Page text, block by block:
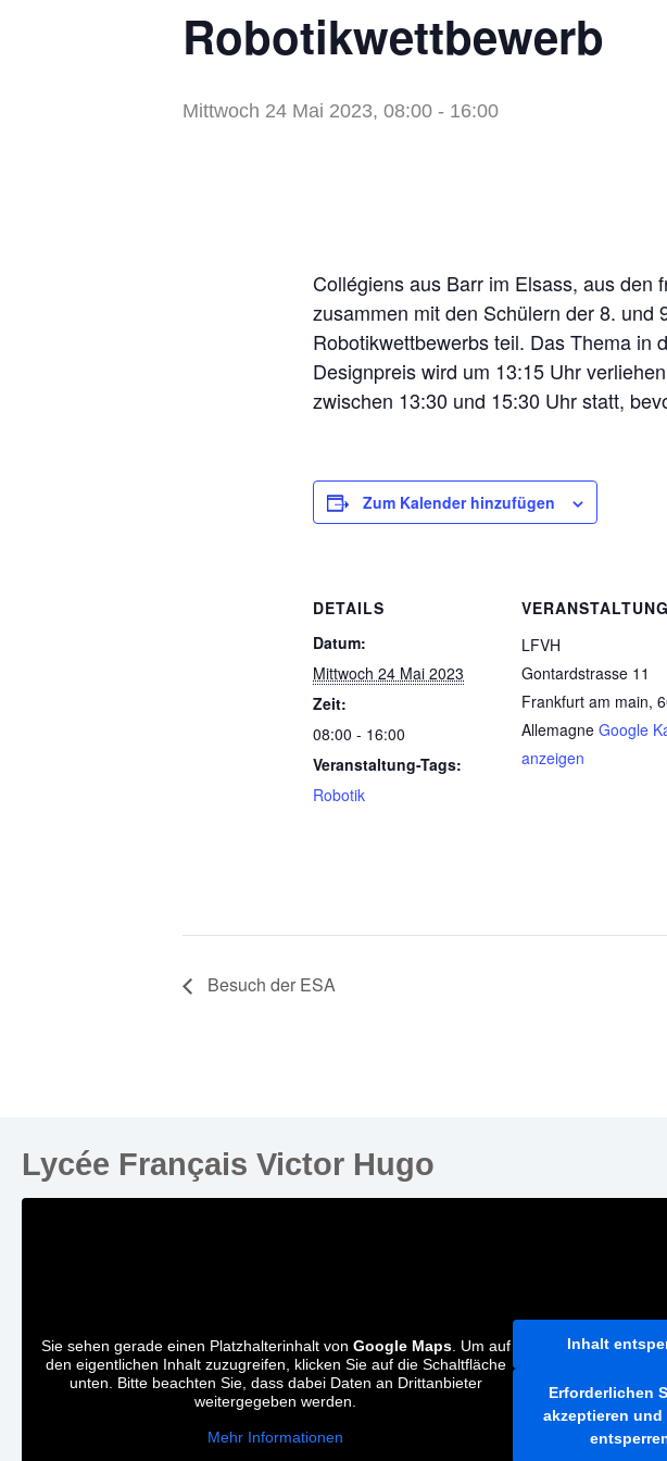
Robotikwettbewerb
Mittwoch 24 Mai 2023, 08:00 - 16:00
Collégiens aus Barr im Elsass, aus den
zusammen mit den Schülern der 8.
Robotikwettbewerbs teil. Das Thema in
Designpreis wird um 13:15 Uhr
zwischen 13:30 und 15:30 Uhr statt,
Zum Kalender hinzufügen
DETAILS
Datum:
Mittwoch 24 Mai 2023
Zeit:
08:00 - 16:00
Veranstaltung-Tags:
Robotik
LFVH
Gontardstrasse 11
Frankfurt am main,
Allemagne Google
anzeigen
Besuch der ESA
Lycée Français Victor Hugo
Sie sehen gerade einen Platzhalterinhalt von Google Maps. Um auf
den eigentlichen Inhalt zuzugreifen, klicken Sie auf die Schaltfläche
unten. Bitte beachten Sie, dass dabei Daten an Drittanbieter
weitergegeben werden.
Mehr Informationen
Inhalt
Erforderlichen
akzeptieren und